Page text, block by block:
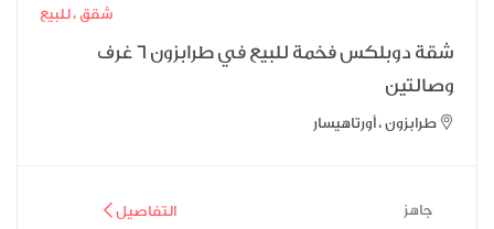
شقق ،للبيع
شقة دوبلكس فخمة للبيع في طرابزون 6 غرف
وصالتين
التفاصيل